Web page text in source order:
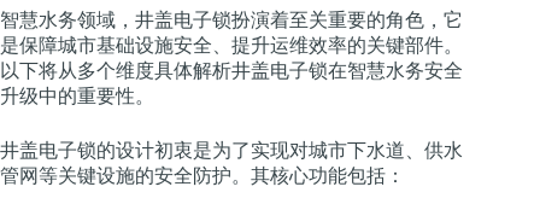
智慧水务领域，井盖电子锁扮演着至关重要的角色，它
是保障城市基础设施安全、提升运维效率的关键部件。
以下将从多个维度具体解析井盖电子锁在智慧水务安全
升级中的重要性。
井盖电子锁的设计初衷是为了实现对城市下水道、供水
管网等关键设施的安全防护。其核心功能包括：